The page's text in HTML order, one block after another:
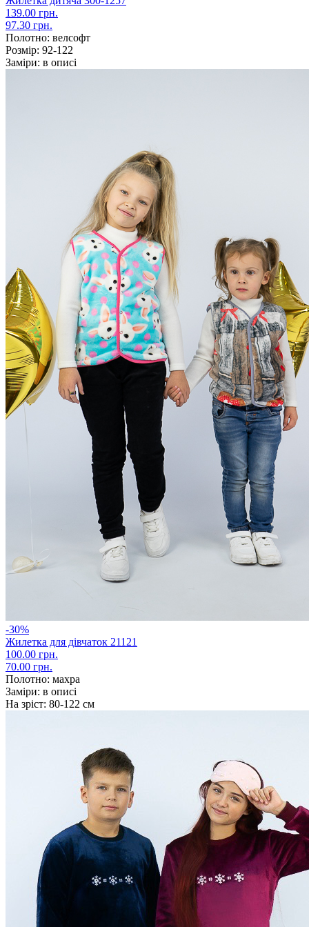
139.00 грн.
97.30 грн.
Полотно: велсофт
Розмір: 92-122
Заміри: в описі
-30%
Жилетка для дівчаток 21121
100.00 грн.
70.00 грн.
Полотно: махра
Заміри: в описі
На зріст: 80-122 см